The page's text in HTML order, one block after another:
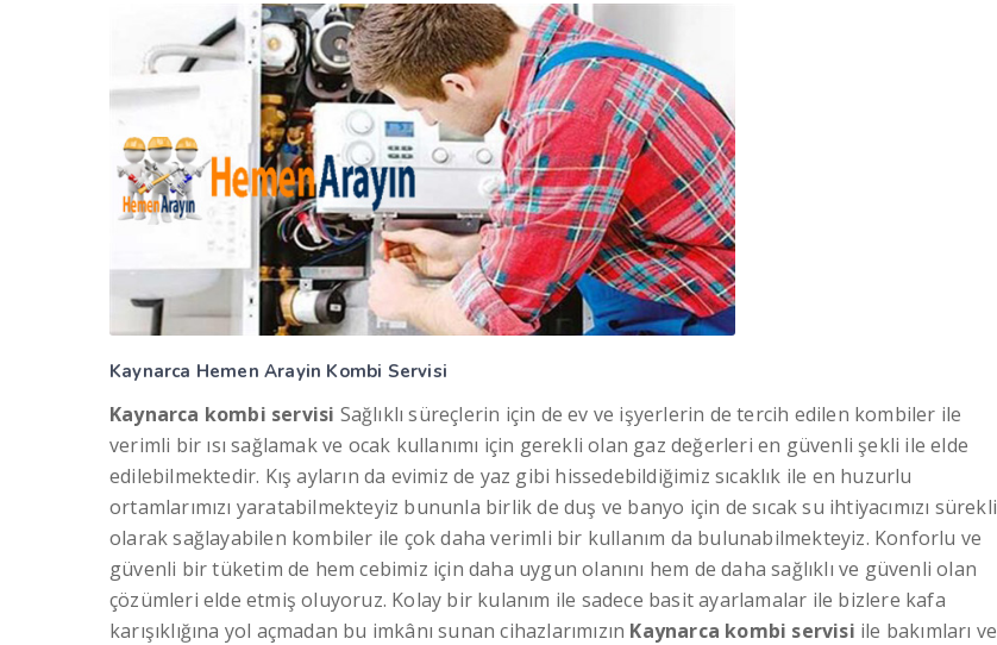
Kaynarca Hemen Arayin Kombi Servisi
Kaynarca kombi servisi Sağlıklı süreçlerin için de ev ve işyerlerin de tercih edilen kombiler ile
verimli bir ısı sağlamak ve ocak kullanımı için gerekli olan gaz değerleri en güvenli şekli ile elde
edilebilmektedir. Kış ayların da evimiz de yaz gibi hissedebildiğimiz sıcaklık ile en huzurlu
ortamlarımızı yaratabilmekteyiz bununla birlik de duş ve banyo için de sıcak su ihtiyacımızı sürekli
olarak sağlayabilen kombiler ile çok daha verimli bir kullanım da bulunabilmekteyiz. Konforlu ve
güvenli bir tüketim de hem cebimiz için daha uygun olanını hem de daha sağlıklı ve güvenli olan
çözümleri elde etmiş oluyoruz. Kolay bir kulanım ile sadece basit ayarlamalar ile bizlere kafa
karışıklığına yol açmadan bu imkânı sunan cihazlarımızın Kaynarca kombi servisi ile bakımları ve